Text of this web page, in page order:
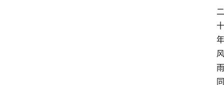
二
十
年
风
雨
同